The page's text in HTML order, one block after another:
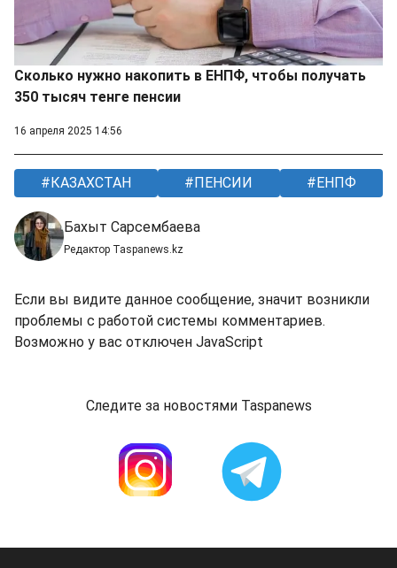
Сколько нужно накопить в ЕНПФ, чтобы получать
350 тысяч тенге пенсии
16 апреля 2025 14:56
КАЗАХСТАН ПЕНСИИ ЕНПФ
Бахыт Сарсембаева
Редактор Taspanews.kz
Если вы видите данное сообщение, значит возникли
проблемы с работой системы комментариев.
Возможно у вас отключен JavaScript
Следите за новостями Taspanews